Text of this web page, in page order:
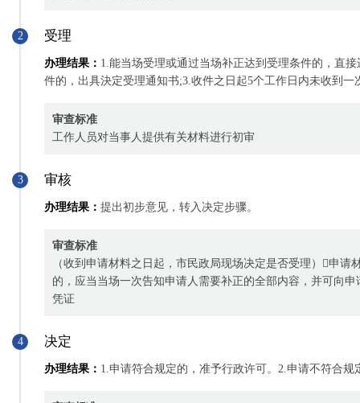
2 受理
办理结果： 1.能当场受理或通过当场补正达到受理条件的，直
件的，出具決定受理通知书;3.收件之日起5个工作日内未收到
审查标准
工作人员对当事人提供有关材料进行初审
3 审核
办理结果： 提出初步意见，转入决定步骤。
审查标准
（收到申请材料之日起，市民政局现场决定是否受理）申
的，应当当场一次告知申请人需要补正的全部内容，并可向
凭证
4 决定
办理结果： 1.申请符合规定的，准予行政许可。2.申请不符合规